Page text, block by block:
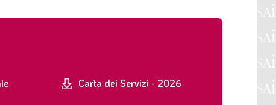
Carta dei Servizi - 2026